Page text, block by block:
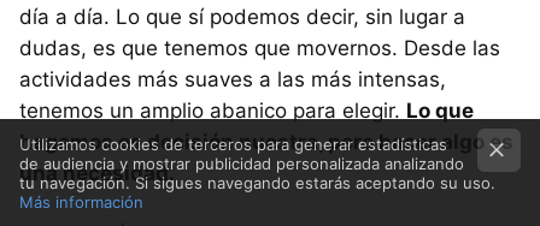
día a día. Lo que sí podemos decir, sin lugar a
dudas, es que tenemos que movernos. Desde las
actividades más suaves a las más intensas,
tenemos un amplio abanico para elegir. Lo que
hagamos es decisión nuestra, pero hacer algo es
una necesidad.
Utilizamos cookies de terceros para generar estadísticas
de audiencia y mostrar publicidad personalizada analizando
tu navegación. Si sigues navegando estarás aceptando su uso.
Más información